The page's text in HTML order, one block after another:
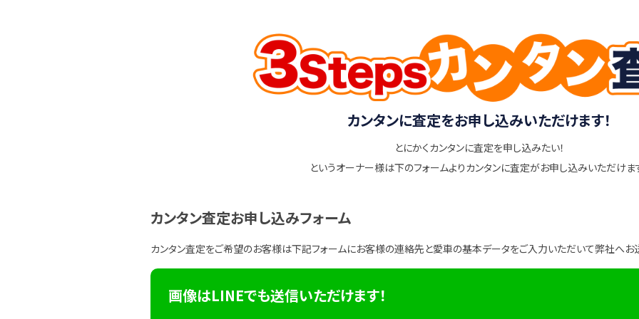
カンタンに査定をお申し込みいただけます！
とにかくカンタンに査定を申し込みたい！
というオーナー様は下のフォームよりカンタンに査定がお申し込みいただけま
カンタン査定お申し込みフォーム
カンタン査定をご希望のお客様は下記フォームにお客様の連絡先と愛車の基本データをご入力いただいて弊社へお
画像はLINEでも送信いただけます！